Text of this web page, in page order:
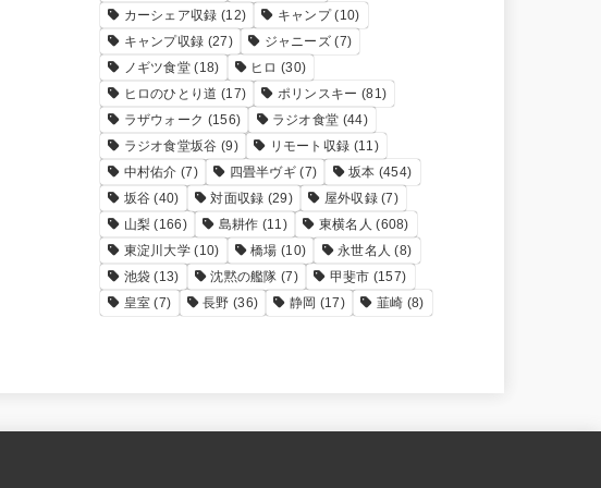
カーシェア収録 (12) キャンプ(10)
キャンプ収録 (27) ジャニーズ (7)
ノギツ食堂 (18) ヒロ (30)
ヒロのひとり道 (17) ポリンスキー (81)
ラザウォーク (156) ラジオ食堂 (44)
ラジオ食堂坂谷 (9) リモート収録 (11)
中村佑介 (7) 四畳半ヴギ (7) 坂本 (454)
坂谷 (40) 対面収録 (29) 屋外収録(7)
山梨 (166) 島耕作 (11) 東横名人 (608)
東淀川大学 (10) 橋場 (10) 永世名人 (8)
池袋 (13) 沈黙の艦隊 (7) 甲斐市 (157)
皇室 (7) 長野 (36) 静岡 (17) 韮崎 (8)